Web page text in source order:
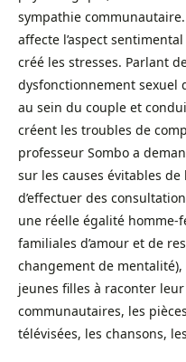
sympathie
affecte l’aspect
créé les stresses. Parlant
dysfonctionnement sexuel
au sein du couple et
créent les troubles de
professeur Sombo a
sur les causes évitables
d’effectuer des
une réelle égalité homme-
familiales d’amour et de
changement de
jeunes filles à raconter
communautaires, les
télévisées, les chansons,